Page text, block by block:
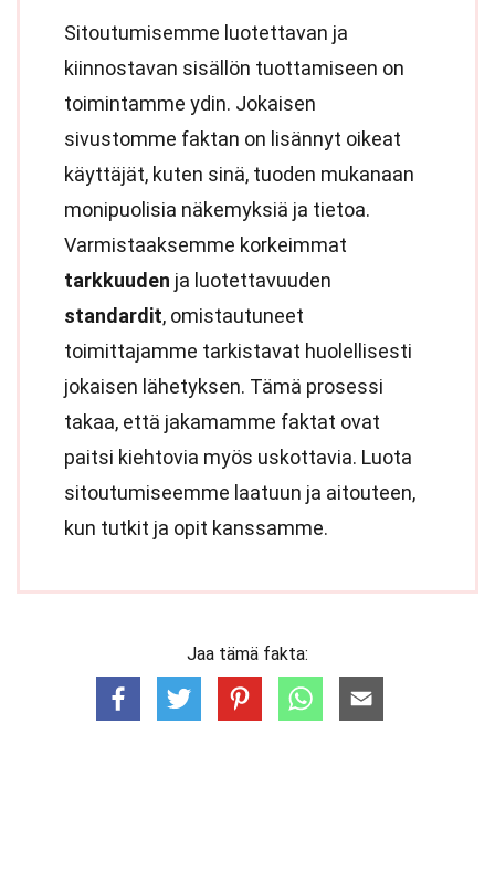
Sitoutumisemme luotettavan ja
kiinnostavan sisällön tuottamiseen on
toimintamme ydin. Jokaisen
sivustomme faktan on lisännyt oikeat
käyttäjät, kuten sinä, tuoden mukanaan
monipuolisia näkemyksiä ja tietoa.
Varmistaaksemme korkeimmat
tarkkuuden ja luotettavuuden
standardit, omistautuneet
toimittajamme tarkistavat huolellisesti
jokaisen lähetyksen. Tämä prosessi
takaa, että jakamamme faktat ovat
paitsi kiehtovia myös uskottavia. Luota
sitoutumiseemme laatuun ja aitouteen,
kun tutkit ja opit kanssamme.
Jaa tämä fakta: